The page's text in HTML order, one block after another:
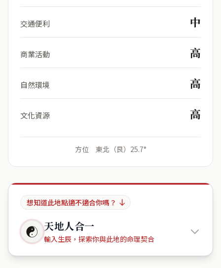
交通便利 中
商業活動 高
自然環境 高
文化資源 高
方位 東北（艮）25.7°
想知道此地點適不適合你嗎？
☯ 天地人合一
輸入生辰，探索你與此地的命理契合